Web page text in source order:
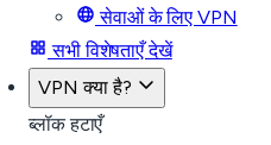
सेवाओं के लिए VPN
सभी विशेषताएँ देखें
VPN क्या है?
ब्लॉक हटाएँ